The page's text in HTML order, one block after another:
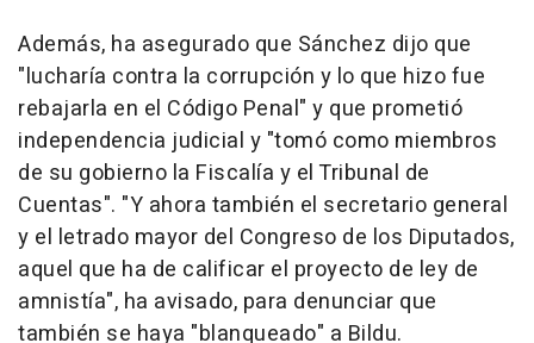
Además, ha asegurado que Sánchez dijo que
"lucharía contra la corrupción y lo que hizo fue
rebajarla en el Código Penal" y que prometió
independencia judicial y "tomó como miembros
de su gobierno la Fiscalía y el Tribunal de
Cuentas". "Y ahora también el secretario general
y el letrado mayor del Congreso de los Diputados,
aquel que ha de calificar el proyecto de ley de
amnistía", ha avisado, para denunciar que
también se haya "blanqueado" a Bildu.